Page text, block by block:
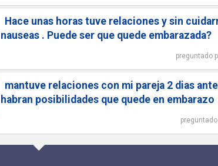
Hace unas horas tuve relaciones y sin
nauseas . Puede ser que quede embarazada?
preguntado
mantuve relaciones con mi pareja 2 dias
habran posibilidades que quede en embarazo
preguntado